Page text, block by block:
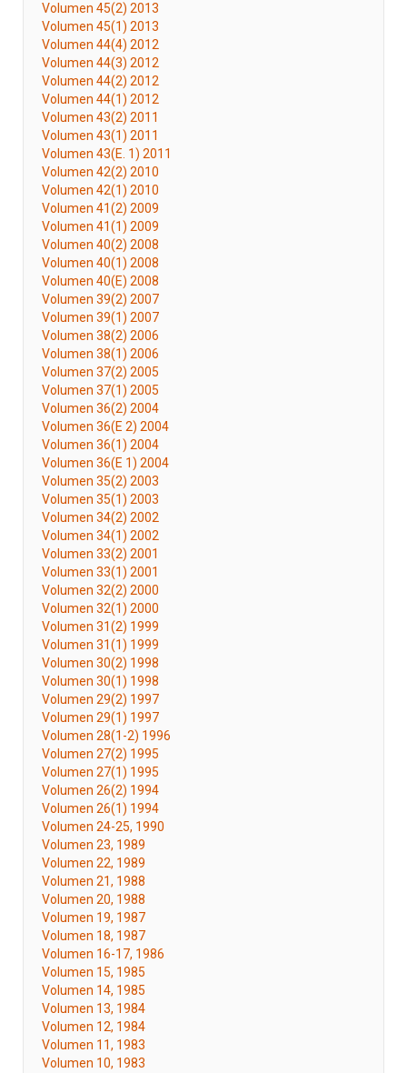
Volumen 45(2) 2013
Volumen 45(1) 2013
Volumen 44(4) 2012
Volumen 44(3) 2012
Volumen 44(2) 2012
Volumen 44(1) 2012
Volumen 43(2) 2011
Volumen 43(1) 2011
Volumen 43(E. 1) 2011
Volumen 42(2) 2010
Volumen 42(1) 2010
Volumen 41(2) 2009
Volumen 41(1) 2009
Volumen 40(2) 2008
Volumen 40(1) 2008
Volumen 40(E) 2008
Volumen 39(2) 2007
Volumen 39(1) 2007
Volumen 38(2) 2006
Volumen 38(1) 2006
Volumen 37(2) 2005
Volumen 37(1) 2005
Volumen 36(2) 2004
Volumen 36(E 2) 2004
Volumen 36(1) 2004
Volumen 36(E 1) 2004
Volumen 35(2) 2003
Volumen 35(1) 2003
Volumen 34(2) 2002
Volumen 34(1) 2002
Volumen 33(2) 2001
Volumen 33(1) 2001
Volumen 32(2) 2000
Volumen 32(1) 2000
Volumen 31(2) 1999
Volumen 31(1) 1999
Volumen 30(2) 1998
Volumen 30(1) 1998
Volumen 29(2) 1997
Volumen 29(1) 1997
Volumen 28(1-2) 1996
Volumen 27(2) 1995
Volumen 27(1) 1995
Volumen 26(2) 1994
Volumen 26(1) 1994
Volumen 24-25, 1990
Volumen 23, 1989
Volumen 22, 1989
Volumen 21, 1988
Volumen 20, 1988
Volumen 19, 1987
Volumen 18, 1987
Volumen 16-17, 1986
Volumen 15, 1985
Volumen 14, 1985
Volumen 13, 1984
Volumen 12, 1984
Volumen 11, 1983
Volumen 10, 1983